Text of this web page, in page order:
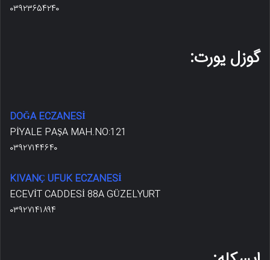
۰۳۹۲۳۶۵۴۲۴۰
گوزل یورت:
DOĞA ECZANESİ
PİYALE PAŞA MAH.NO:121
۰۳۹۲۷۱۴۴۶۴۰
KIVANÇ UFUK ECZANESİ
ECEVİT CADDESİ 88A GÜZELYURT
۰۳۹۲۷۱۴۱۸۹۴